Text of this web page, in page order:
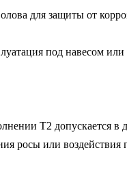
для защиты от
под навесом
Т2 допускается в
росы или воздействия